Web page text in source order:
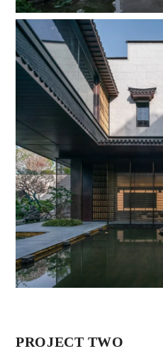
PROJECT TWO